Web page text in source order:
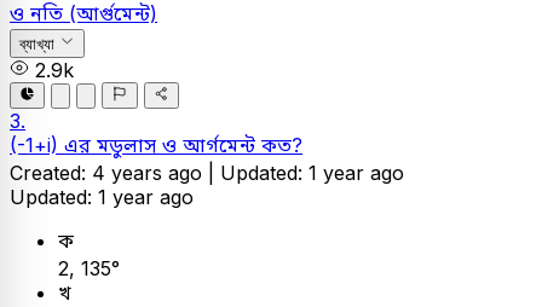
ও নতি (আর্গুমেন্ট)
ব্যাখ্যা
2.9k
3.
(-1+i) এর মডুলাস ও আর্গমেন্ট কত?
Created: 4 years ago | Updated: 1 year ago
Updated: 1 year ago
ক
2, 135°
খ